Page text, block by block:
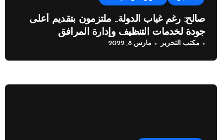
صالح: رغم غياب الدولة.. ملتزمون بتقدیم أعلى
جودة لخدمات التنظیف وإدارة المرافق
مكتب التحرير مارس 8, 2022